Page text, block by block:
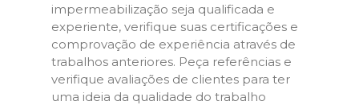
impermeabilização seja qualificada e
experiente, verifique suas certificações e
comprovação de experiência através de
trabalhos anteriores. Peça referências e
verifique avaliações de clientes para ter
uma ideia da qualidade do trabalho